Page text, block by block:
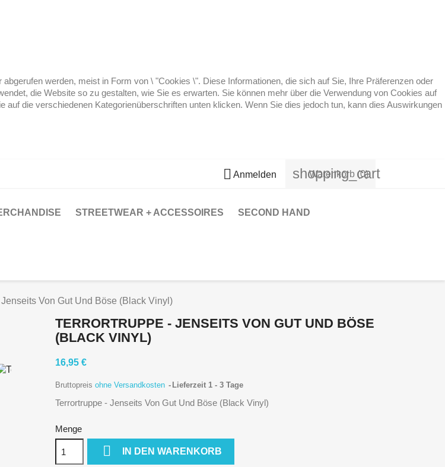
werden, meist in Form von \ "Cookies \". Diese Informationen, die sich auf Sie, Ihre Präferenzen oder
die Website so zu gestalten, wie Sie es erwarten. Sie können mehr über die Verwendung von Cookies auf
die verschiedenen Kategorienüberschriften unten klicken. Wenn Sie dies jedoch tun, kann dies Auswirkungen
 Anmelden shopping_cart
Warenkorb (0)
STREETWEAR + ACCESSOIRES SECOND HAND
Von Gut Und Böse (Black Vinyl)
TERRORTRUPPE - JENSEITS VON GUT UND BÖSE
(BLACK VINYL)
16,95 €
Bruttopreis ohne Versandkosten Lieferzeit 1 - 3 Tage
Terrortruppe - Jenseits Von Gut Und Böse (Black Vinyl)
Menge
 IN DEN WARENKORB